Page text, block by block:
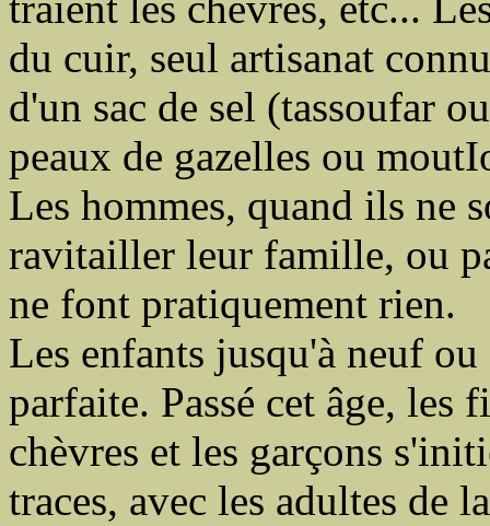
du cuir, seul artisanat
d'un sac de sel (tassoufar
peaux de gazelles ou
Les hommes, quand ils ne
ravitailler leur famille, ou
ne font pratiquement rien.
Les enfants jusqu'à neuf
parfaite. Passé cet âge, les
chèvres et les garçons
traces, avec les adultes de